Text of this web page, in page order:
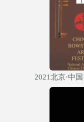
2021北京·中